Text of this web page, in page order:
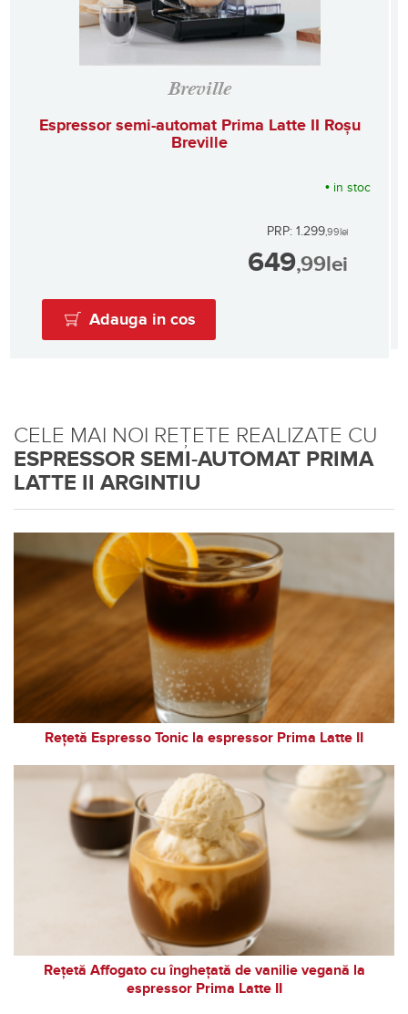
Breville
Espressor semi-automat Prima Latte II Roșu
Breville
• in stoc
PRP: 1.299,99lei
649,99lei
Adauga in cos
CELE MAI NOI REȚETE REALIZATE CU
ESPRESSOR SEMI-AUTOMAT PRIMA
LATTE II ARGINTIU
Rețetă Espresso Tonic la espressor Prima Latte II
Rețetă Affogato cu înghețată de vanilie vegană la
espressor Prima Latte II